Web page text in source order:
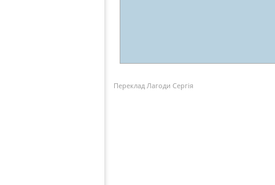
Переклад Лагоди Сергія